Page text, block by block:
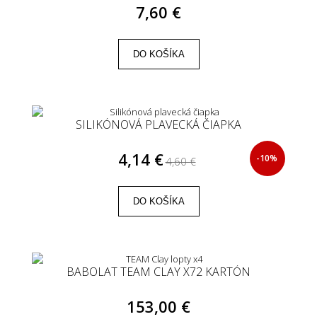
7,60 €
DO KOŠÍKA
SILIKÓNOVÁ PLAVECKÁ ČIAPKA
4,14 €4,60 € -10%
DO KOŠÍKA
BABOLAT TEAM CLAY X72 KARTÓN
153,00 €